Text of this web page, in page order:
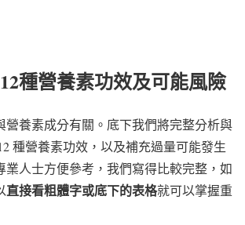
12種營養素功效及可能風險
營養素成分有關。底下我們將完整分析與
種營養素功效，以及補充過量可能發生
業人士方便參考，我們寫得比較完整，如
直接看粗體字或底下的表格就可以掌握重